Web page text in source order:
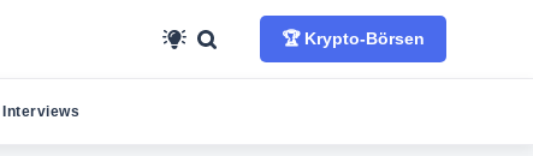
🏆 Krypto-Börsen
Interviews